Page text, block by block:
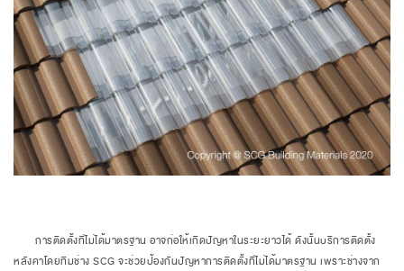
การติดตั้งที่ไม่ได้มาตรฐาน อาจก่อให้เกิดปัญหาในระยะยาวได้ ดังนั้นบริการติดตั้ง
หลังคาโดยทีมช่าง SCG จะช่วยป้องกันปัญหาการติดตั้งที่ไม่ได้มาตรฐาน เพราะช่างจาก